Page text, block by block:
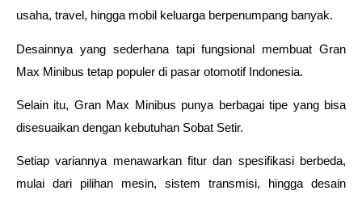
usaha, travel, hingga mobil keluarga berpenumpang banyak.
Desainnya yang sederhana tapi fungsional membuat Gran
Max Minibus tetap populer di pasar otomotif Indonesia.
Selain itu, Gran Max Minibus punya berbagai tipe yang bisa
disesuaikan dengan kebutuhan Sobat Setir.
Setiap variannya menawarkan fitur dan spesifikasi berbeda,
mulai dari pilihan mesin, sistem transmisi, hingga desain